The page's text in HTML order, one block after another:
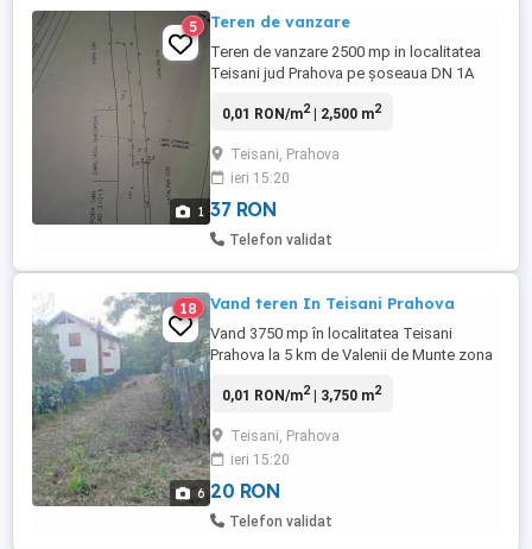
1
5 Teren de vanzare
Teren de vanzare 2500 mp in localitatea
Teisani jud Prahova pe șoseaua DN 1A
frumoasa si liniștită, cu toate utilitățile
mai multe detalii contactați-mă
0,01 RON/m2| 2,500 m2
Teisani, Prahova
ieri 15:20
37 RON
Telefon validat
6
18 Vand teren In Teisani Prahova
Vand 3750 mp în localitatea Teisani
Prahova la 5 km de Valenii de Munte zona
racordare la toate utilitățile exzistente in
TEISANI-SLANIC, pentru mai multe detalii
contactați-mă la telefon
0,01 RON/m2| 3,750 m2
Teisani, Prahova
ieri 15:20
20 RON
Telefon validat